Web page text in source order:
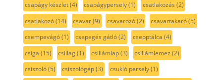
csapágy készlet(4) csapágypersely(1) csatlakozás (2)
csatlakozó(14) csavar(9) csavarozó(2) csavartakaró(5)
csempevágó(1) csepegés gátló(2) csepptálca (4)
csiga (15) csillag(1) csillámlap(3) csillámlemez (2)
csiszoló(5) csiszológép(3) csukló persely(1)